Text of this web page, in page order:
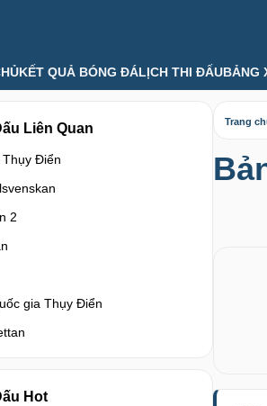
KẾT QUẢ BÓNG ĐÁLỊCH THI ĐẤUBẢNG
Liên Quan
Điển
2
gia Thụy Điển
Hot
Trang